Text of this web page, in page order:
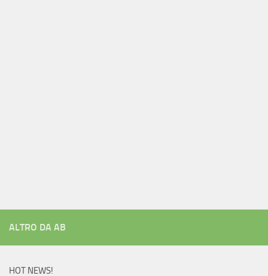
ALTRO DA AB
HOT NEWS!